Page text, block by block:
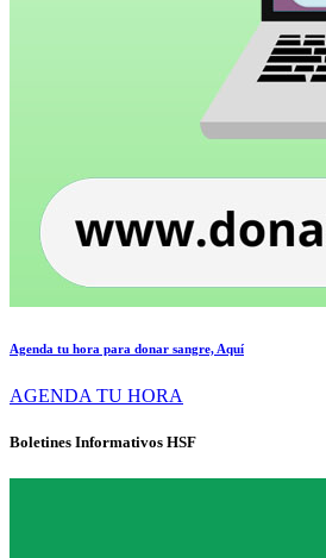
Agenda tu hora para donar sangre, Aquí
AGENDA TU HORA
Boletines Informativos HSF